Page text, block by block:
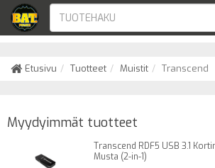
Etusivu Tuotteet Muistit Transcend
Myydyimmät tuotteet
Transcend RDF5 USB 3.1
Musta (2-in-1)